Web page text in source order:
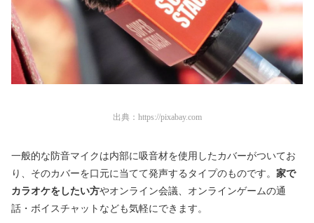
出典： https://pixabay.com
一般的な防音マイクは内部に吸音材を使用したカバーがついてお
り、そのカバーを口元に当てて発声するタイプのものです。 家で
カラオケをしたい方やオンライン会議、オンラインゲームの通
話・ボイスチャットなども気軽にできます。